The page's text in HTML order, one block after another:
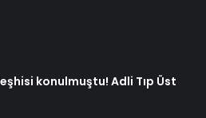
konulmuştu! Adli Tıp Üst